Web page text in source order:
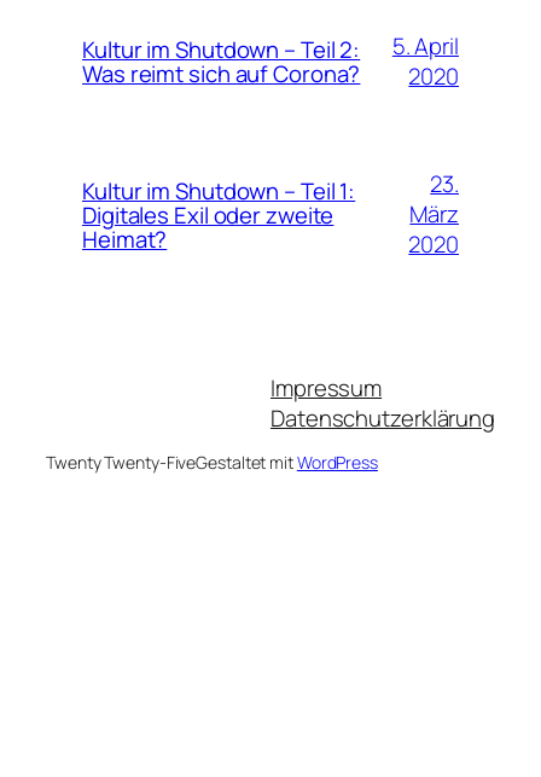
Kultur im Shutdown – Teil 2:
Was reimt sich auf Corona?
5. April
2020
Kultur im Shutdown – Teil 1:
Digitales Exil oder zweite
Heimat?
23.
März
2020
Impressum
Datenschutzerklärung
Twenty Twenty-FiveGestaltet mitWordPress